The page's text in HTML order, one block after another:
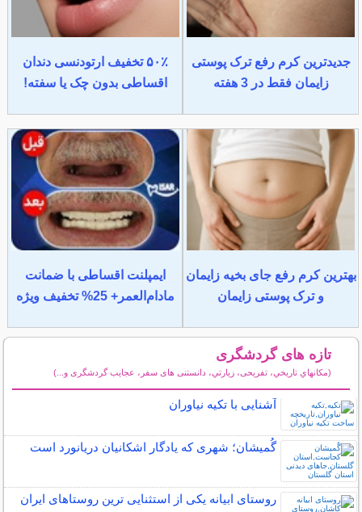
جدیدترین کرم رفع ترک پوستی
زایمان فقط در 3 هفته
۵۰٪ تخفیف ارتودنسی دندان
اقساطی بدون چک یا سفته!
بهترین کرم رفع جای بخیه زایمان
و ترک پوستی زایمان
ایمپلنت اقساطی با ضمانت
مادام‌العمر+ 25% تخفیف ویژه
تازه های گردشگری
(مكانهاي تاريخي، تفریحی، زيارتي، دانستنی های سفر، عجایب گردشگری و...)
آشنایی با تکیه نیاوران
گُمیشان؛ شهری که یادگار اشکانیان دریانورد است
روستای ابیانه یکی از استثنایی ‏ترین روستاهای ایران